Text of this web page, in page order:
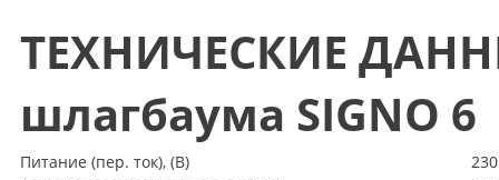
ТЕХНИЧЕСКИЕ
шлагбаума SIGNO 6
Питание (пер. ток), (В)
230